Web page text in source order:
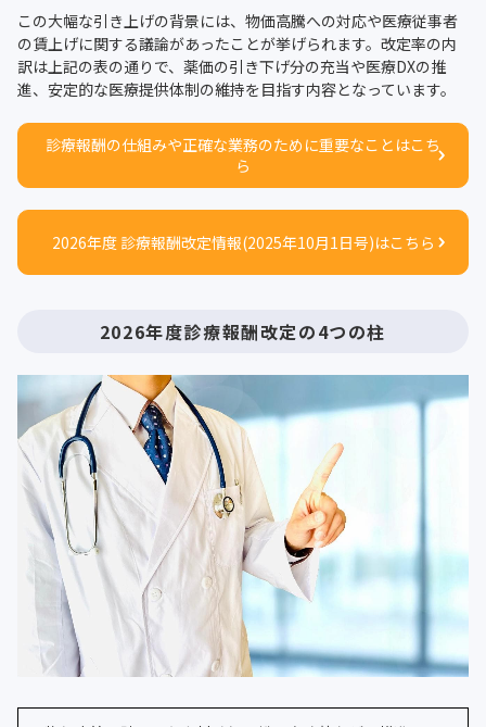
この大幅な引き上げの背景には、物価高騰への対応や医療従事者
の賃上げに関する議論があったことが挙げられます。改定率の内
訳は上記の表の通りで、薬価の引き下げ分の充当や医療DXの推
進、安定的な医療提供体制の維持を目指す内容となっています。
診療報酬の仕組みや正確な業務のために重要なことはこち
ら
2026年度 診療報酬改定情報(2025年10月1日号)はこちら
2026年度診療報酬改定の4つの柱